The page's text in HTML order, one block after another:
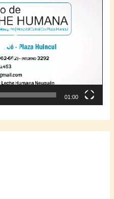
01:00